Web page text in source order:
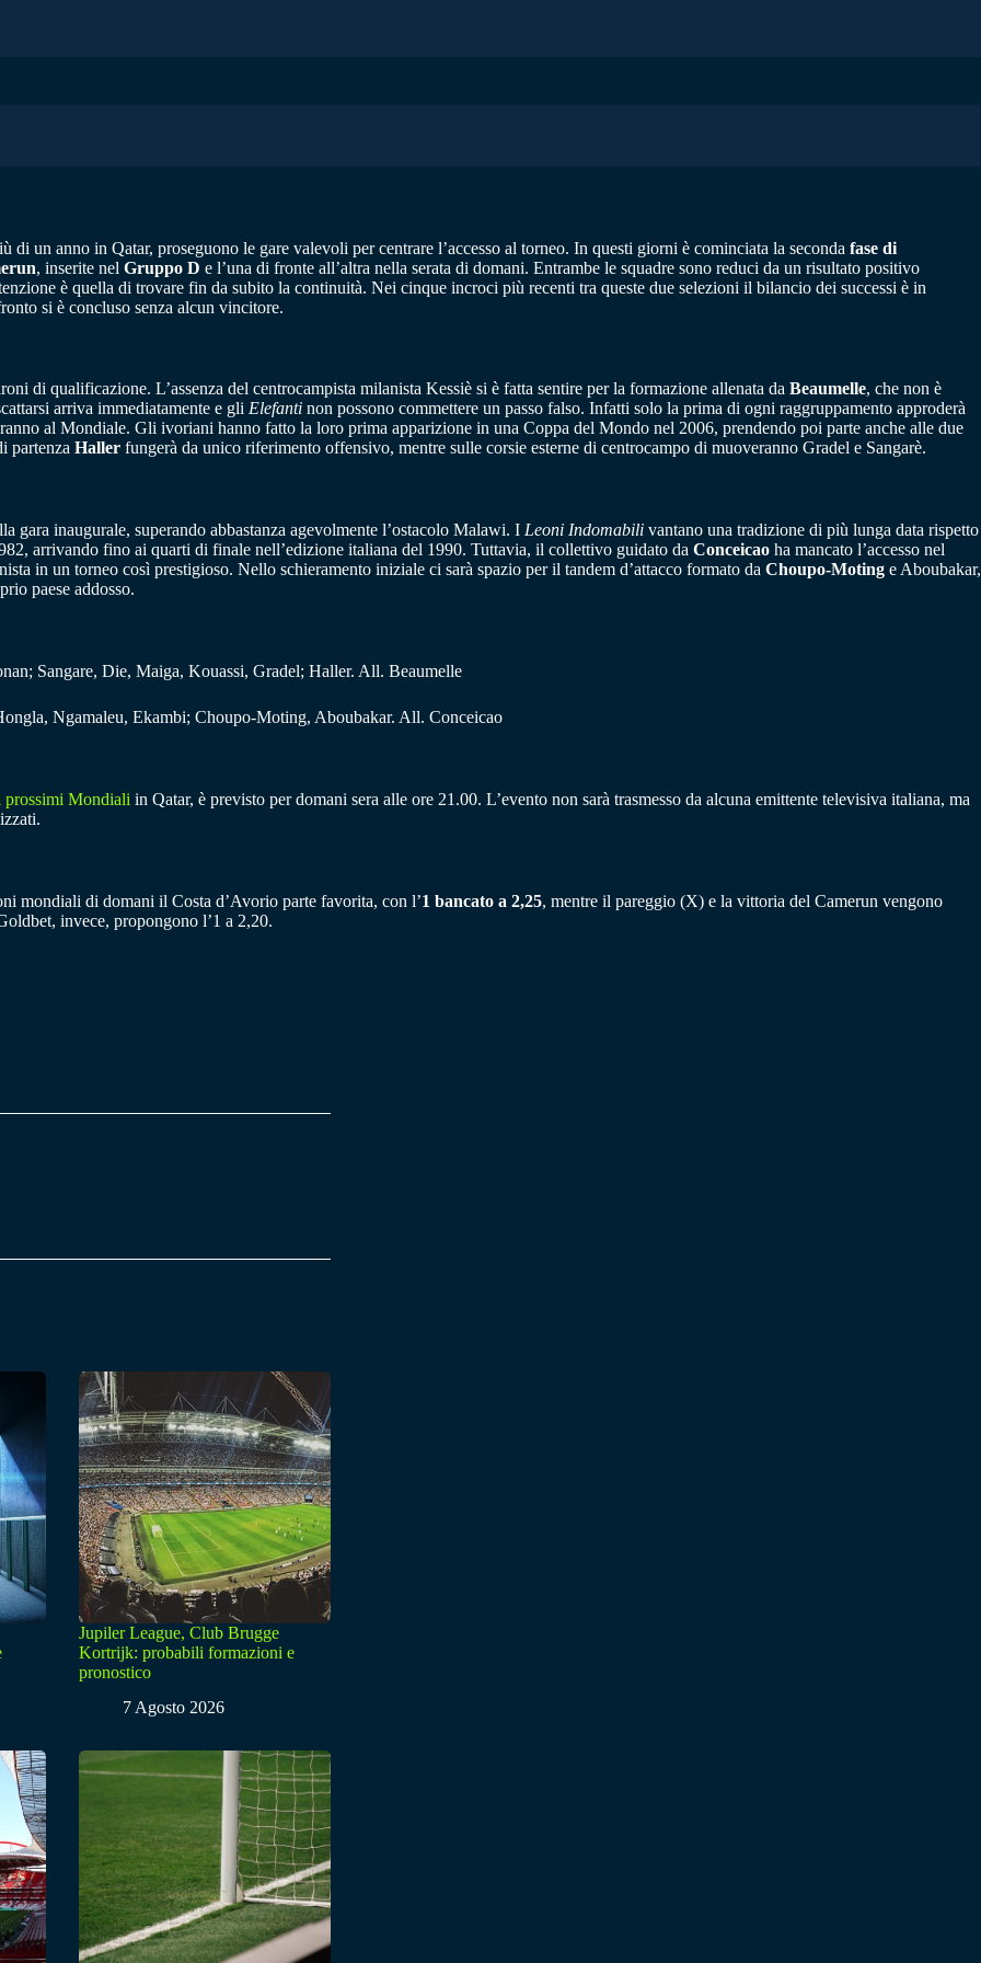
un anno in Qatar, proseguono le gare valevoli per centrare l’accesso al torneo. In questi giorni è cominciata la seconda fase di
, inserite nel Gruppo D e l’una di fronte all’altra nella serata di domani. Entrambe le squadre sono reduci da un risultato positivo
è quella di trovare fin da subito la continuità. Nei cinque incroci più recenti tra queste due selezioni il bilancio dei successi è in
si è concluso senza alcun vincitore.
di qualificazione. L’assenza del centrocampista milanista Kessiè si è fatta sentire per la formazione allenata da Beaumelle, che non è
arriva immediatamente e gli Elefanti non possono commettere un passo falso. Infatti solo la prima di ogni raggruppamento approderà
al Mondiale. Gli ivoriani hanno fatto la loro prima apparizione in una Coppa del Mondo nel 2006, prendendo poi parte anche alle due
partenza Haller fungerà da unico riferimento offensivo, mentre sulle corsie esterne di centrocampo di muoveranno Gradel e Sangarè.
gara inaugurale, superando abbastanza agevolmente l’ostacolo Malawi. I Leoni Indomabili vantano una tradizione di più lunga data rispetto
arrivando fino ai quarti di finale nell’edizione italiana del 1990. Tuttavia, il collettivo guidato da Conceicao ha mancato l’accesso nel
in un torneo così prestigioso. Nello schieramento iniziale ci sarà spazio per il tandem d’attacco formato da Choupo-Moting e Aboubakar,
paese addosso.
Sangare, Die, Maiga, Kouassi, Gradel; Haller. All. Beaumelle
Ngamaleu, Ekambi; Choupo-Moting, Aboubakar. All. Conceicao
Mondiali in Qatar, è previsto per domani sera alle ore 21.00. L’evento non sarà trasmesso da alcuna emittente televisiva italiana, ma
mondiali di domani il Costa d’Avorio parte favorita, con l’1 bancato a 2,25, mentre il pareggio (X) e la vittoria del Camerun vengono
invece, propongono l’1 a 2,20.
Jupiler League, Club Brugge
Kortrijk: probabili formazioni e
pronostico
7 Agosto 2026